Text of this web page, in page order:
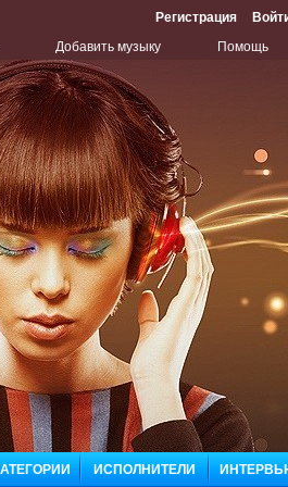
Регистрация
Добавить музыку Помощь
ИСПОЛНИТЕЛИ